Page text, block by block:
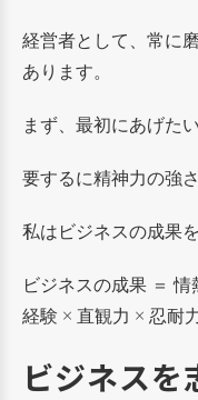
経営者として、常に
あります。
まず、最初にあげた
要するに精神力の強さ
私はビジネスの成果
ビジネスの成果 ＝
経験 × 直観力 × 忍耐
ビジネスを